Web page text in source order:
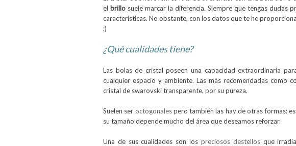
el brillo suele marcar la diferencia. Siempre que tengas dudas
características. No obstante, con los datos que te he
;)
¿Qué cualidades tiene?
Las bolas de cristal poseen una capacidad extraordinaria
cualquier espacio y ambiente. Las más recomendadas como
cristal de swarovski transparente, por su pureza.
Suelen ser octogonalespero también las hay de otras formas:
su tamaño depende mucho del área que deseamos reforzar.
Una de sus cualidades son los preciosos destellos que